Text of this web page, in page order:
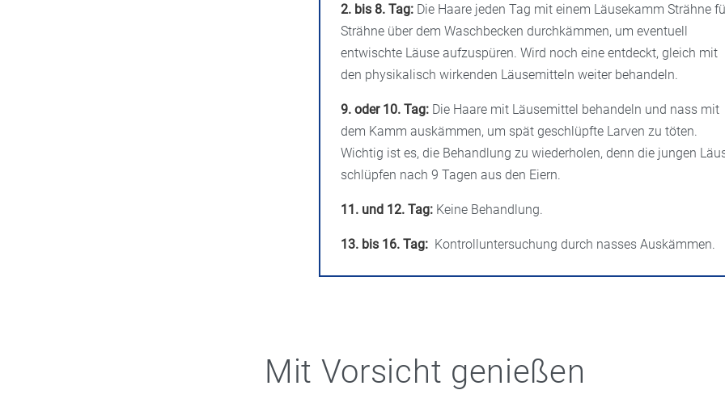
2. bis 8. Tag: Die Haare jeden Tag mit einem Läusekamm Strähne
Strähne über dem Waschbecken durchkämmen, um eventuell
entwischte Läuse aufzuspüren. Wird noch eine entdeckt, gleich mit
den physikalisch wirkenden Läusemitteln weiter behandeln.
9. oder 10. Tag: Die Haare mit Läusemittel behandeln und nass mit
dem Kamm auskämmen, um spät geschlüpfte Larven zu töten.
Wichtig ist es, die Behandlung zu wiederholen, denn die jungen
schlüpfen nach 9 Tagen aus den Eiern.
11. und 12. Tag: Keine Behandlung.
13. bis 16. Tag: Kontrolluntersuchung durch nasses Auskämmen.
Mit Vorsicht genießen